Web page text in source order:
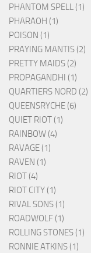
PHANTOM SPELL (1)
PHARAOH (1)
POISON (1)
PRAYING MANTIS (2)
PRETTY MAIDS (2)
PROPAGANDHI (1)
QUARTIERS NORD (2)
QUEENSRYCHE (6)
QUIET RIOT (1)
RAINBOW (4)
RAVAGE (1)
RAVEN (1)
RIOT (4)
RIOT CITY (1)
RIVAL SONS (1)
ROADWOLF (1)
ROLLING STONES (1)
RONNIE ATKINS (1)